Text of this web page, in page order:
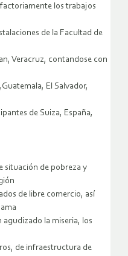
los trabajos
de la Facultad de
Veracruz, contandose con
El Salvador,
de Suiza, España,
situación de pobreza y
de libre comercio, así
la miseria, los
de infraestructura de